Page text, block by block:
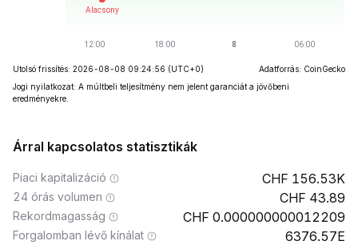
Utolsó frissítés: 2026-08-08 09:24:56 (UTC+0)
Adatforrás: CoinGecko
Jogi nyilatkozat: A múltbeli teljesítmény nem jelent garanciát a jövőbeni
eredményekre.
Árral kapcsolatos statisztikák
Piaci kapitalizáció 156.53K
24 órás volumen 43.89
Rekordmagasság 0.000000000012209
Forgalomban lévő kínálat 6376.57E